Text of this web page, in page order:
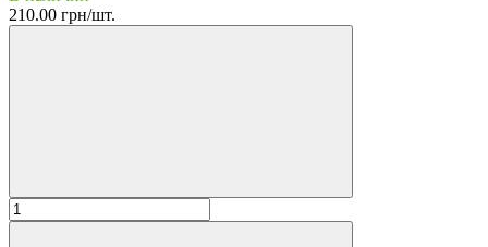
210.00 грн/шт.